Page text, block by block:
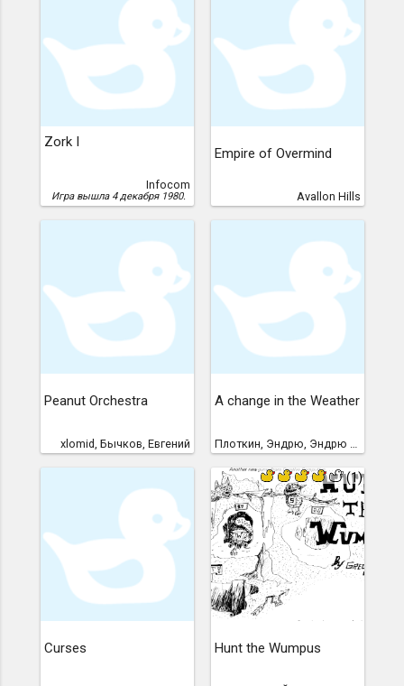
Zork I
Infocom
Игра вышла 4 декабря 1980.
Empire of Overmind
Avallon Hills
Peanut Orchestra
xlomid, Бычков, Евгений
A change in the Weather
Плоткин, Эндрю, Эндрю Плоткин
Curses
(1)
Hunt the Wumpus